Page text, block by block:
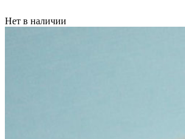
Нет в наличии